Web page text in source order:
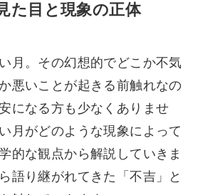
た目と現象の正体
月。その幻想的でどこか不気
悪いことが起きる前触れなの
になる方も少なくありませ
月がどのような現象によって
的な観点から解説していきま
語り継がれてきた「不吉」と